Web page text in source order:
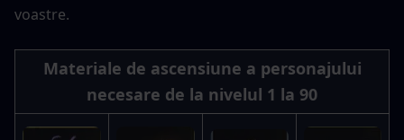
voastre.
Materiale de ascensiune a personajului
necesare de la nivelul 1 la 90